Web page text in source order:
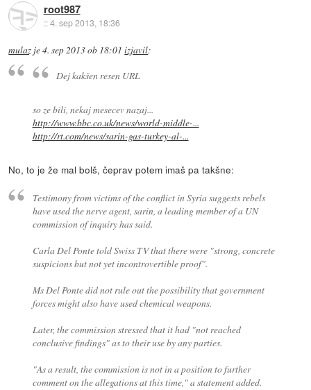
root987
::4. sep 2013, 18:36
mulaz je4. sep 2013 ob 18:01 izjavil:
Dej kakšen resen URL
so ze bili, nekaj mesecev nazaj...
http://www.bbc.co.uk/news/world-middle-...
http://rt.com/news/sarin-gas-turkey-al-...
No, to je že mal bolš, čeprav potem imaš pa takšne:
Testimony from victims of the conflict in Syria suggests rebels
have used the nerve agent, sarin, a leading member of a UN
commission of inquiry has said.
Carla Del Ponte told Swiss TV that there were "strong, concrete
suspicions but not yet incontrovertible proof".
Ms Del Ponte did not rule out the possibility that government
forces might also have used chemical weapons.
Later, the commission stressed that it had "not reached
conclusive findings" as to their use by any parties.
"As a result, the commission is not in a position to further
comment on the allegations at this time," a statement added.